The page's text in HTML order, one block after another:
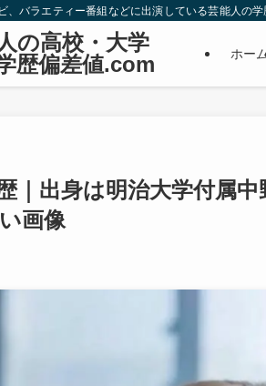
、バラエティー番組などに出演している芸能人の
の高校・大学
歴偏差値.com
ホー
｜出身は明治大学付属
画像